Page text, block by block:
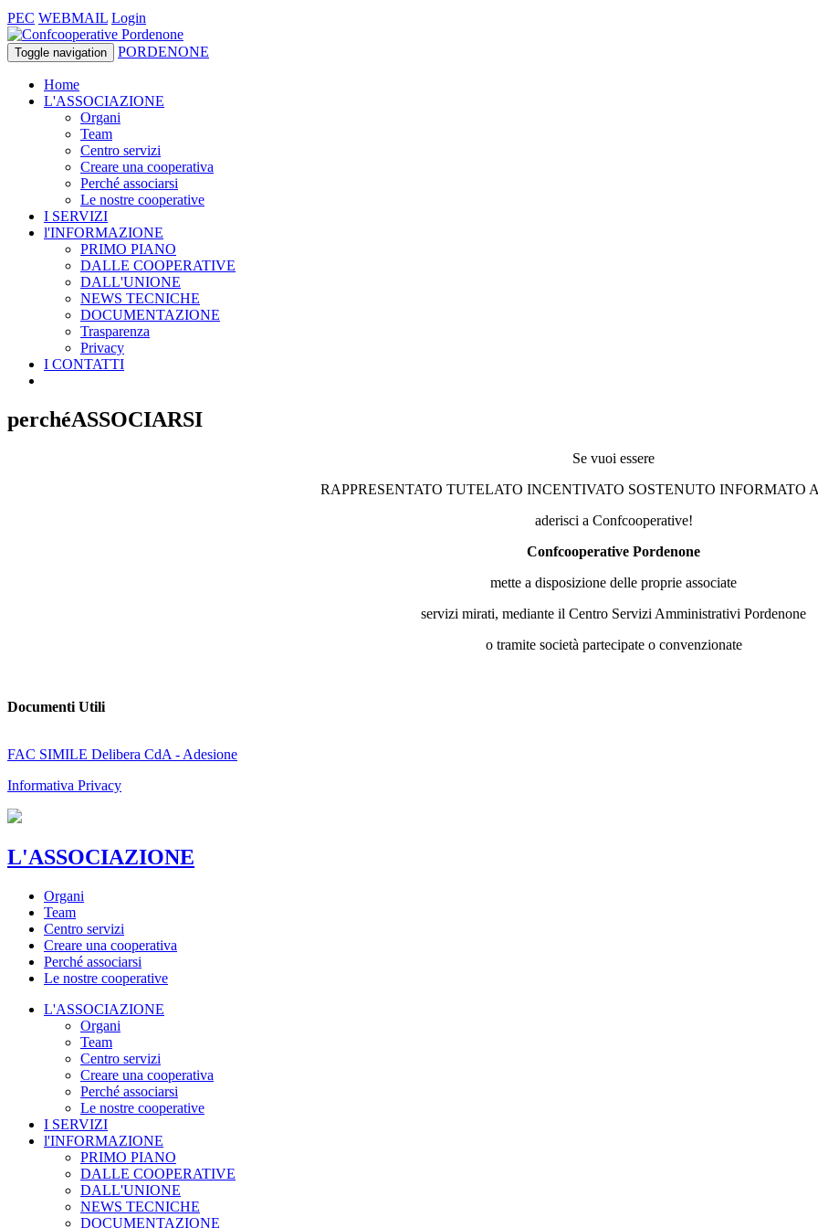
PEC WEBMAIL Login
Toggle navigation PORDENONE
Home
L'ASSOCIAZIONE
Organi
Team
Centro servizi
Creare una cooperativa
Perché associarsi
Le nostre cooperative
I SERVIZI
l'INFORMAZIONE
PRIMO PIANO
DALLE COOPERATIVE
DALL'UNIONE
NEWS TECNICHE
DOCUMENTAZIONE
Trasparenza
Privacy
I CONTATTI
perchéASSOCIARSI
Se vuoi essere
RAPPRESENTATO TUTELATO INCENTIVATO SOSTENUTO INFORMATO
aderisci a Confcooperative!
Confcooperative Pordenone
mette a disposizione delle proprie associate
servizi mirati, mediante il Centro Servizi Amministrativi Pordenone
o tramite società partecipate o convenzionate
Documenti Utili
FAC SIMILE Delibera CdA - Adesione
Informativa Privacy
L'ASSOCIAZIONE
Organi
Team
Centro servizi
Creare una cooperativa
Perché associarsi
Le nostre cooperative
L'ASSOCIAZIONE
Organi
Team
Centro servizi
Creare una cooperativa
Perché associarsi
Le nostre cooperative
I SERVIZI
l'INFORMAZIONE
PRIMO PIANO
DALLE COOPERATIVE
DALL'UNIONE
NEWS TECNICHE
DOCUMENTAZIONE